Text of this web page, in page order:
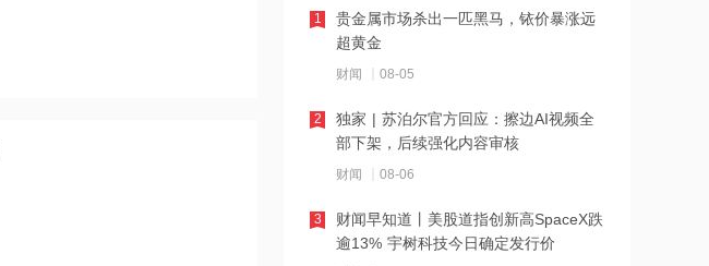
11:34
八大多晶硅企业签署反内卷公约，光伏
行业迈入制度化监管阶段，光伏ETF易
11:33
创新药出海金额近千亿美元达去年两
倍，恒生生物科技ETF易方达涨3.00%
11:32
头部药企业绩上调迎商业化兑现，港股
贵金属市场杀出一匹黑马，铱价暴涨远
超黄金
财闻 08-05
1
独家 | 苏泊尔官方回应：擦边AI视频全
部下架，后续强化内容审核
财闻 08-06
2
财闻早知道丨美股道指创新高SpaceX跌
逾13% 宇树科技今日确定发行价
3